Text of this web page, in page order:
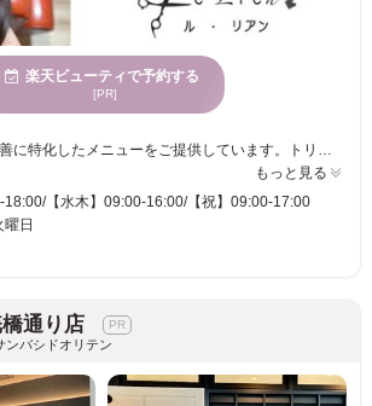
楽天ビューティで予約する
[PR]
もっと見る
18:00/【水木】09:00-16:00/【祝】09:00-17:00
曜日
通り店
ンバシドオリテン